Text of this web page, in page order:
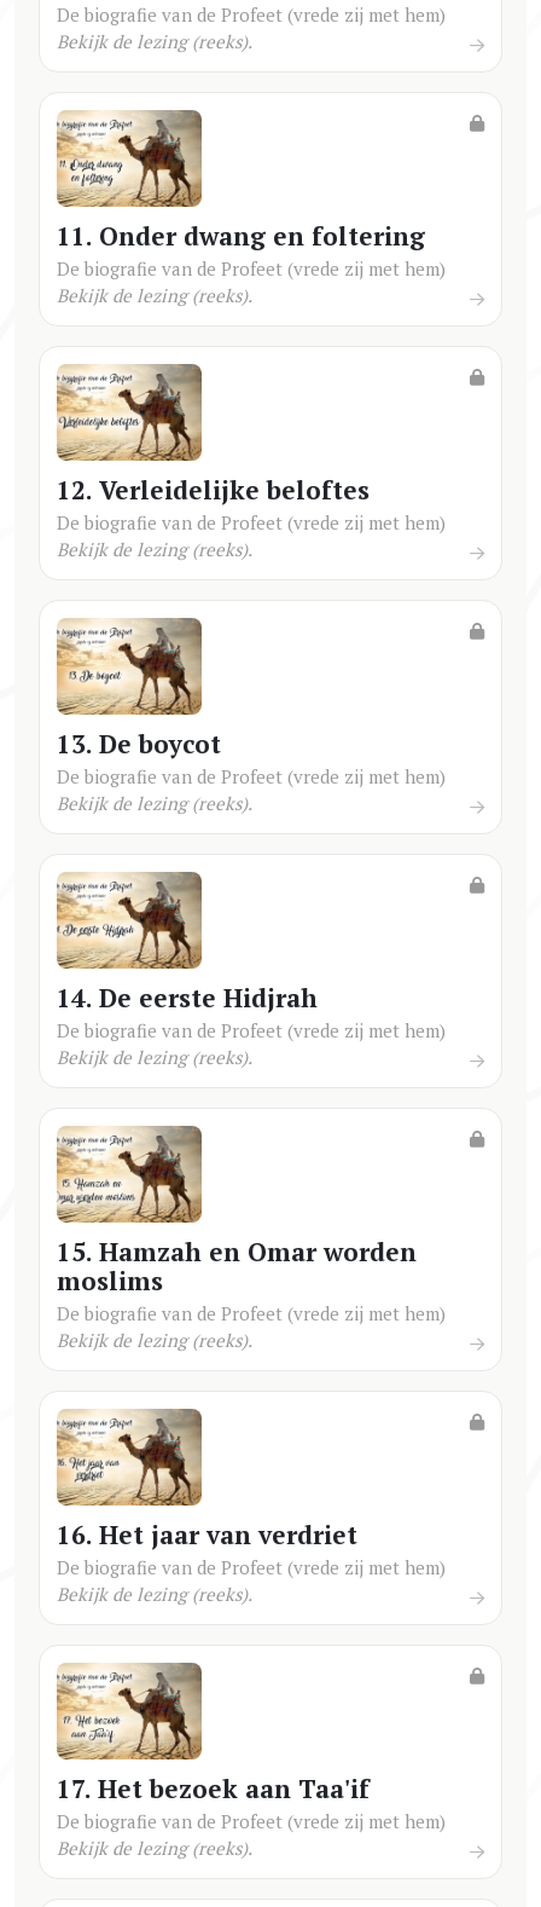
De biografie van de Profeet (vrede zij met hem)
Bekijk de lezing (reeks).
11. Onder dwang en foltering
De biografie van de Profeet (vrede zij met hem)
Bekijk de lezing (reeks).
12. Verleidelijke beloftes
De biografie van de Profeet (vrede zij met hem)
Bekijk de lezing (reeks).
13. De boycot
De biografie van de Profeet (vrede zij met hem)
Bekijk de lezing (reeks).
14. De eerste Hidjrah
De biografie van de Profeet (vrede zij met hem)
Bekijk de lezing (reeks).
15. Hamzah en Omar worden
moslims
De biografie van de Profeet (vrede zij met hem)
Bekijk de lezing (reeks).
16. Het jaar van verdriet
De biografie van de Profeet (vrede zij met hem)
Bekijk de lezing (reeks).
17. Het bezoek aan Taa'if
De biografie van de Profeet (vrede zij met hem)
Bekijk de lezing (reeks).